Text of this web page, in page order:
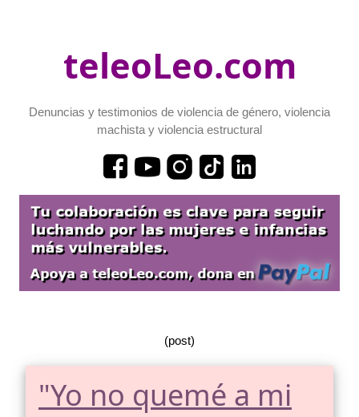
teleoLeo.com
Denuncias y testimonios de violencia de género, violencia
machista y violencia estructural
(post)
"Yo no quemé a mi